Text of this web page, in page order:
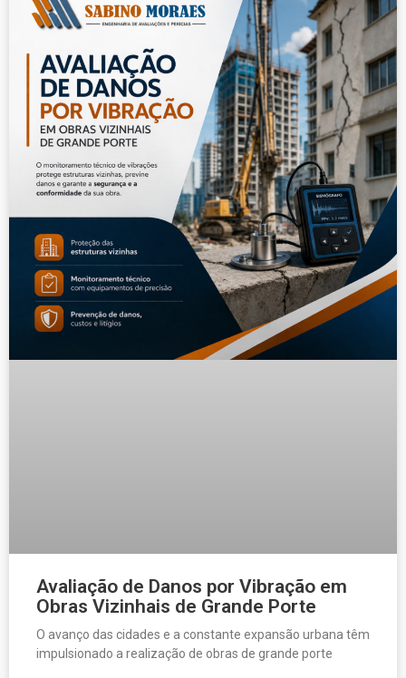
Avaliação de Danos por Vibração em
Obras Vizinhais de Grande Porte
O avanço das cidades e a constante expansão urbana têm
impulsionado a realização de obras de grande porte